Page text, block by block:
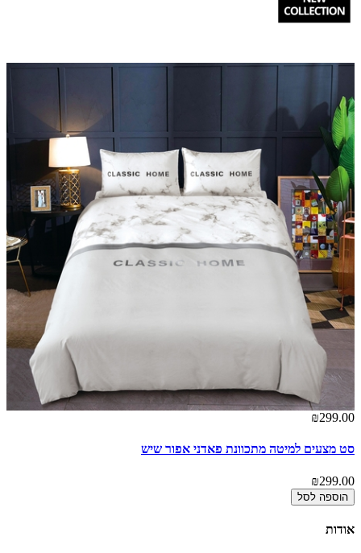
₪299.00
סט מצעים למיטה מתכוונת פאדני אפור שיש
₪299.00
הוספה לסל
אודות